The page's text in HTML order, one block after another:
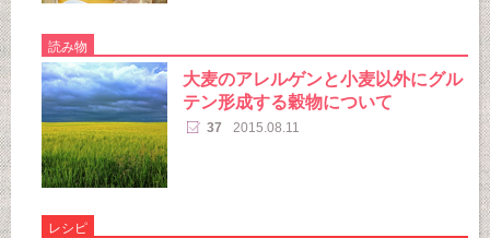
読み物
大麦のアレルゲンと小麦以外にグル
テン形成する穀物について
37 2015.08.11
レシピ